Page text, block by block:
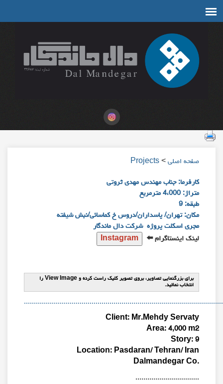
صفحه اصلی >
Projects
کارفرما: جناب مهندس مهدی ثروتی
متراژ: 4،000 مترمربع
طبقه: 9
مکان: تهران/ پاسداران/دروس خ کماسائی/نبش شیفته
مجری اسکلت پروژه شرکت دال ماندگار
لینک اینستاگرام ⬅️
برای بزرگنمایی تصاویر، بروی تصویر کلیک راست کرده و View Image را
انتخاب نمائید.
Client: Mr.Mehdy Servaty
Area: 4,000 m2
Story: 9
Location: Pasdaran/ Tehran/ Iran
Dalmandegar Co.
................................